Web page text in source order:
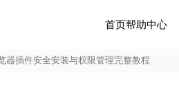
首页帮助中心
器插件安全安装与权限管理完整教程